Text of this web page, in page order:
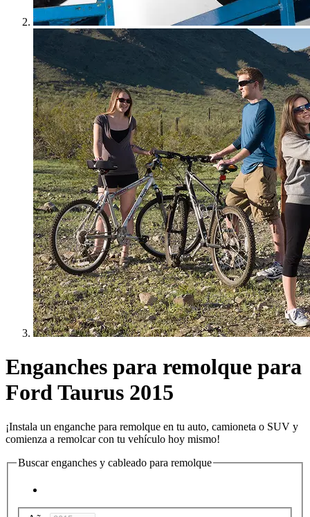
Enganches para remolque para
Ford Taurus 2015
¡Instala un enganche para remolque en tu auto, camioneta o SUV y
comienza a remolcar con tu vehículo hoy mismo!
Buscar enganches y cableado para remolque